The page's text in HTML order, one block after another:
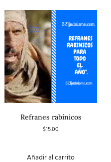
Refranes rabínicos
$15.00
Añadir al carrito